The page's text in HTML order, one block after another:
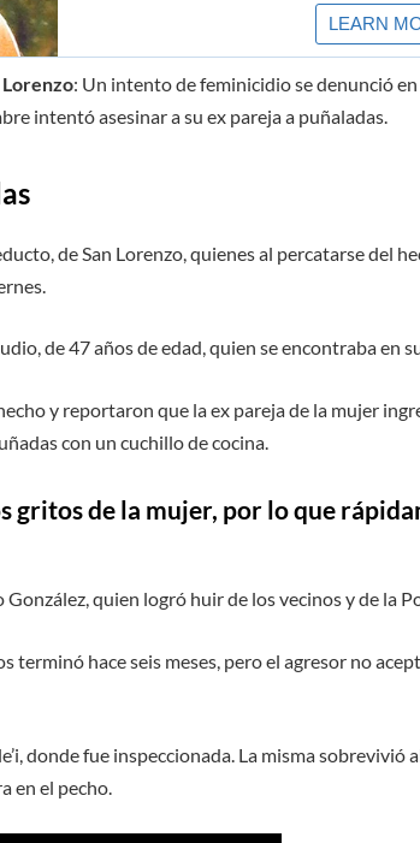
Lorenzo: Un intento de feminicidio se denunció
intentó asesinar a su ex pareja a puñaladas.
de San Lorenzo, quienes al percatarse del
de 47 años de edad, quien se encontraba en
y reportaron que la ex pareja de la mujer
con un cuchillo de cocina.
gritos de la mujer, por lo que
quien logró huir de los vecinos y de la
terminó hace seis meses, pero el agresor no
donde fue inspeccionada. La misma sobrevivió
en el pecho.